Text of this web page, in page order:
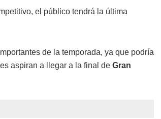
el público tendrá la última
de la temporada, ya que podría
aspiran a llegar a la final de Gran